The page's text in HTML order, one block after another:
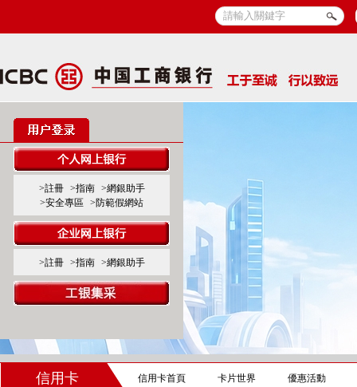
>註冊 >指南
>網銀助手
>安全專區
>防範假網站
>註冊 >指南 >網銀助手
信用卡 信用卡首頁 卡片世界 優惠活動